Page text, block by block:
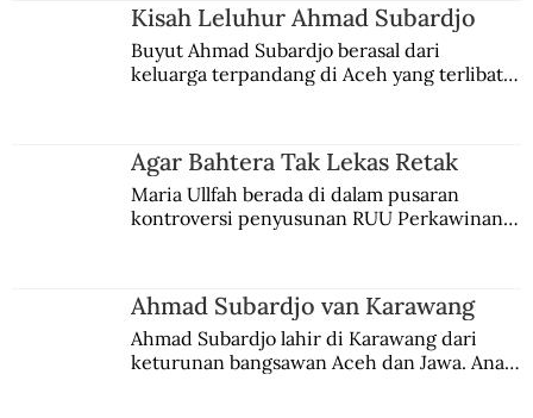
Kisah Leluhur Ahmad Subardjo
Buyut Ahmad Subardjo berasal dari
keluarga terpandang di Aceh yang terlibat
Agar Bahtera Tak Lekas Retak
Maria Ullfah berada di dalam pusaran
kontroversi penyusunan RUU Perkawinan.
Ahmad Subardjo van Karawang
Ahmad Subardjo lahir di Karawang dari
keturunan bangsawan Aceh dan Jawa. Anak